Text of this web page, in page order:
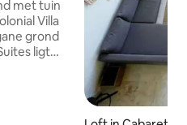
met tuin
Villa
ligt